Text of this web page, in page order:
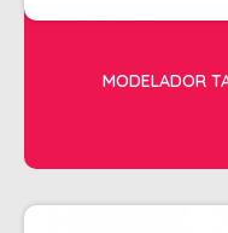
MODELADOR